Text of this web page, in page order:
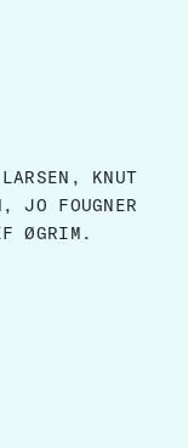
KNUT
JO FOUGNER
ØGRIM.